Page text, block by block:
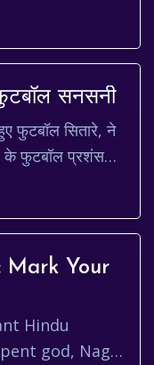
सनसनी
फुटबॉल सितारे, ने
के फुटबॉल प्रशंसकों
Mark Your
Hindu
god, Naga.